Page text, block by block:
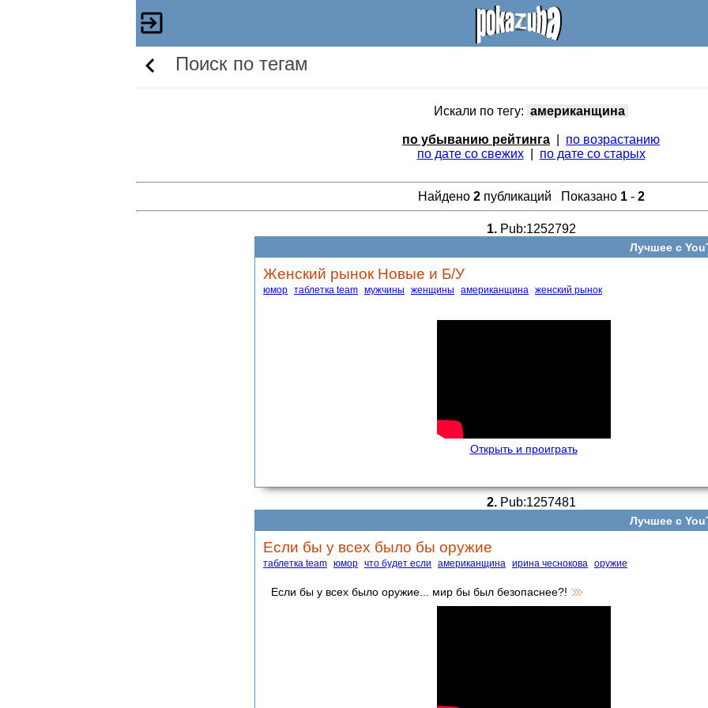
Поиск по тегам
Искали по тегу: американщина
по убыванию рейтинга
по возрастанию
по дате со свежих| по дате со старых
Найдено 2публикаций Показано 1- 2
1.Pub:1252792
Лучшее с
Женский рынок Новые и Б/У
юмор таблетка team мужчины женщины американщина женский рынок
Открыть и проиграть
2.Pub:1257481
Лучшее с
Если бы у всех было бы оружие
таблетка team юмор что будет если американщина ирина чеснокова оружие
Если бы у всех было оружие... мир бы был безопаснее?!